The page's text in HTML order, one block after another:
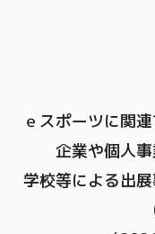
ｅスポーツに関
企業や個人事
学校等による出